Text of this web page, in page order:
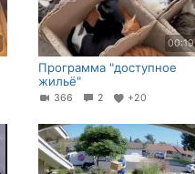
00:19
Программа "доступное
жильё"⁠⁠
366 2 +20